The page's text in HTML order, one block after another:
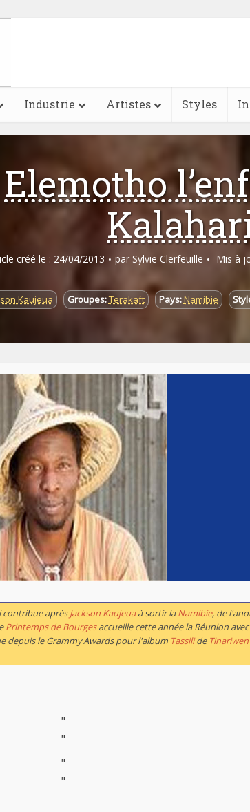
Industrie Artistes Styles
Elemotho
créé le : 24/04/2013 par Sylvie Clerfeuille Mis à
Kaujeua Groupes:Terakaft Pays:Namibie
contribue aprèsJackson Kaujeuaà sortir laNamibie, de
Printemps de Bourgesaccueille cette année la Réunion
depuis le Grammy Awards pour l'album Tassilide Tinariwen
"
"
"
"